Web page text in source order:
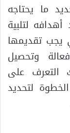
ما يحتاجه
لتلبية
يجب تقديمها
وتحصيل
التعرف على
لتحديد